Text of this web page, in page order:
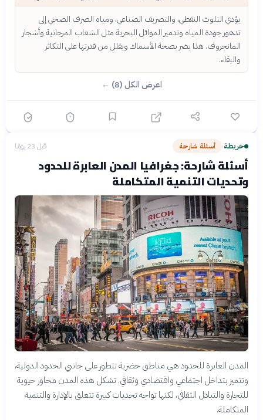
يؤدي التلوث النفطي، والتصريف الصناعي، ومياه الصرف الصحي إلى
تدهور جودة المياه وتدمير الموائل البحرية مثل الشعاب المرجانية وأشجار
المانجروف. هذا يضر بصحة الأسماك ويقلل من قدرتها على التكاثر
والبقاء.
اعرض الكل (8) ←
خريطة› أسئلة شارحة قبل 23 يومًا
أسئلة شارحة: جغرافيا المدن العابرة للحدود
وتحديات التنمية المتكاملة
المدن العابرة للحدود هي مناطق حضرية تتطور على جانبي الحدود الدولية،
وتتميز بتداخل اجتماعي واقتصادي وثقافي. تشكل هذه المدن محاور حيوية
للتجارة والتبادل الثقافي، لكنها تواجه تحديات كبيرة تتعلق بالإدارة والتنمية
المتكاملة.